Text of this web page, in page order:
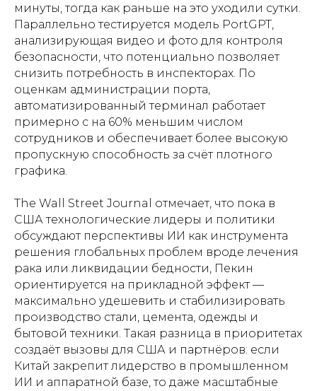
минуты, тогда как раньше на это уходили сутки.
Параллельно тестируется модель PortGPT,
анализирующая видео и фото для контроля
безопасности, что потенциально позволяет
снизить потребность в инспекторах. По
оценкам администрации порта,
автоматизированный терминал работает
примерно с на 60% меньшим числом
сотрудников и обеспечивает более высокую
пропускную способность за счёт плотного
графика.
The Wall Street Journal отмечает, что пока в
США технологические лидеры и политики
обсуждают перспективы ИИ как инструмента
решения глобальных проблем вроде лечения
рака или ликвидации бедности, Пекин
ориентируется на прикладной эффект —
максимально удешевить и стабилизировать
производство стали, цемента, одежды и
бытовой техники. Такая разница в приоритетах
создаёт вызовы для США и партнёров: если
Китай закрепит лидерство в промышленном
ИИ и аппаратной базе, то даже масштабные